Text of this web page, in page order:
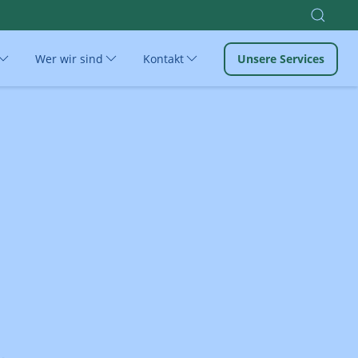
Wer wir sind Kontakt Unsere Services